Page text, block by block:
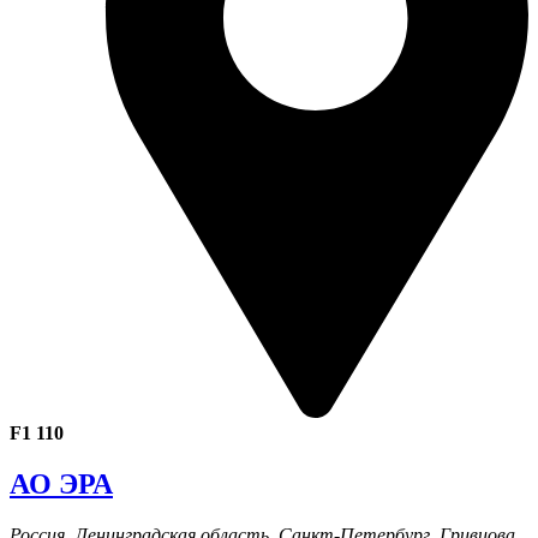
F1 110
АО ЭРА